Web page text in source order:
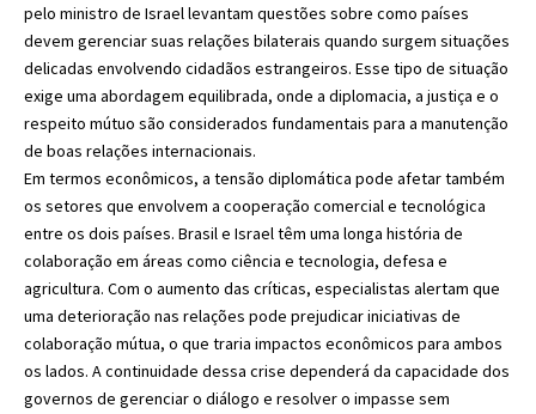
pelo ministro de Israel levantam questões sobre como países
devem gerenciar suas relações bilaterais quando surgem situações
delicadas envolvendo cidadãos estrangeiros. Esse tipo de situação
exige uma abordagem equilibrada, onde a diplomacia, a justiça e o
respeito mútuo são considerados fundamentais para a manutenção
de boas relações internacionais.
Em termos econômicos, a tensão diplomática pode afetar também
os setores que envolvem a cooperação comercial e tecnológica
entre os dois países. Brasil e Israel têm uma longa história de
colaboração em áreas como ciência e tecnologia, defesa e
agricultura. Com o aumento das críticas, especialistas alertam que
uma deterioração nas relações pode prejudicar iniciativas de
colaboração mútua, o que traria impactos econômicos para ambos
os lados. A continuidade dessa crise dependerá da capacidade dos
governos de gerenciar o diálogo e resolver o impasse sem